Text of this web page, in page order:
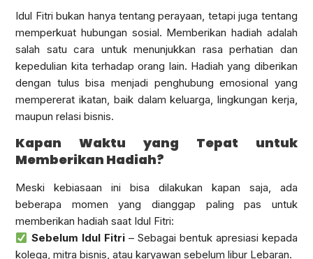
Idul Fitri bukan hanya tentang perayaan, tetapi juga tentang
memperkuat hubungan sosial. Memberikan hadiah adalah
salah satu cara untuk menunjukkan rasa perhatian dan
kepedulian kita terhadap orang lain. Hadiah yang diberikan
dengan tulus bisa menjadi penghubung emosional yang
mempererat ikatan, baik dalam keluarga, lingkungan kerja,
maupun relasi bisnis.
Kapan Waktu yang Tepat untuk
Memberikan Hadiah?
Meski kebiasaan ini bisa dilakukan kapan saja, ada
beberapa momen yang dianggap paling pas untuk
memberikan hadiah saat Idul Fitri:
Sebelum Idul Fitri– Sebagai bentuk apresiasi kepada
kolega, mitra bisnis, atau karyawan sebelum libur Lebaran.